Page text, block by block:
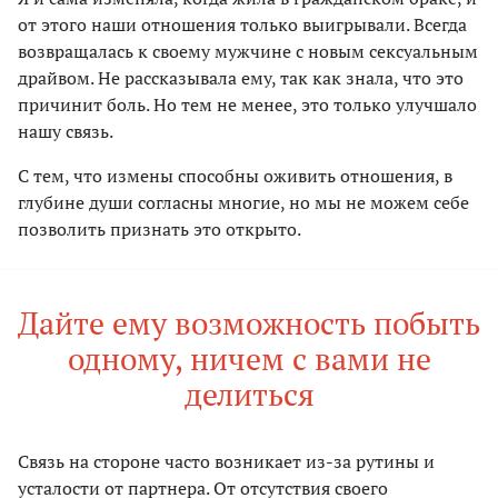
от этого наши отношения только выигрывали. Всегда
возвращалась к своему мужчине с новым сексуальным
драйвом. Не рассказывала ему, так как знала, что это
причинит боль. Но тем не менее, это только улучшало
нашу связь.
С тем, что измены способны оживить отношения, в
глубине души согласны многие, но мы не можем себе
позволить признать это открыто.
Дайте ему возможность побыть
одному, ничем с вами не
делиться
Связь на стороне часто возникает из-за рутины и
усталости от партнера. От отсутствия своего